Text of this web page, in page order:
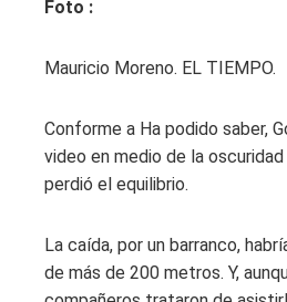
Foto :
Mauricio Moreno. EL TIEMPO.
Conforme a Ha podido saber,
video en medio de la
perdió el equilibrio.
La caída, por un barranco,
de más de 200 metros. Y,